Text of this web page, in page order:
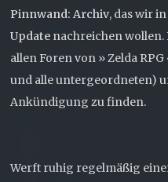
Pinnwand: Archiv, das wir
Update nachreichen wollen.
allen Foren von » Zelda
und alle untergeordneten)
Ankündigung zu finden.
Werft ruhig regelmäßig